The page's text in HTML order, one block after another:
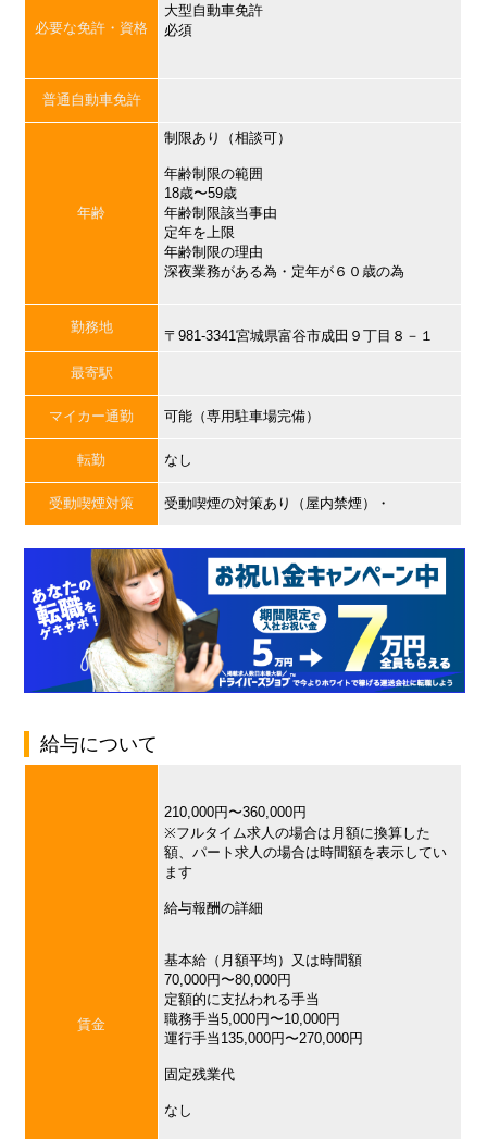
必要な免許・資格
大型自動車免許
必須
普通自動車免許
年齢
制限あり（相談可）
年齢制限の範囲
18歳〜59歳
年齢制限該当事由
定年を上限
年齢制限の理由
深夜業務がある為・定年が６０歳の為
勤務地
〒981-3341宮城県富谷市成田９丁目８－１
最寄駅
マイカー通勤 可能（専用駐車場完備）
転勤 なし
受動喫煙対策 受動喫煙の対策あり（屋内禁煙）・
給与について
賃金
210,000円〜360,000円
※フルタイム求人の場合は月額に換算した
額、パート求人の場合は時間額を表示してい
ます
給与報酬の詳細
基本給（月額平均）又は時間額
70,000円〜80,000円
定額的に支払われる手当
職務手当5,000円〜10,000円
運行手当135,000円〜270,000円
固定残業代
なし